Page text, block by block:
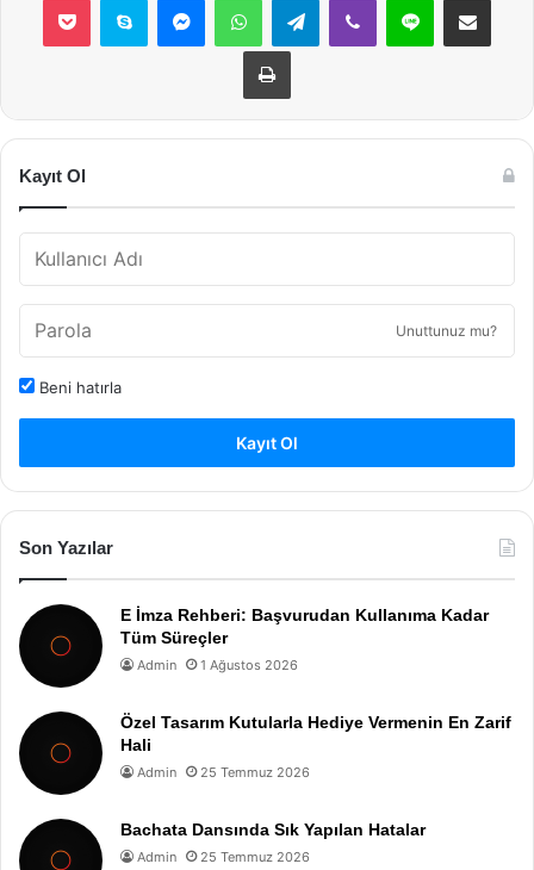
Yazdır
Kayıt Ol
Unuttunuz mu?
Beni hatırla
Kayıt Ol
Son Yazılar
E İmza Rehberi: Başvurudan Kullanıma Kadar
Tüm Süreçler
Admin 1 Ağustos 2026
Özel Tasarım Kutularla Hediye Vermenin En Zarif
Hali
Admin 25 Temmuz 2026
Bachata Dansında Sık Yapılan Hatalar
Admin 25 Temmuz 2026